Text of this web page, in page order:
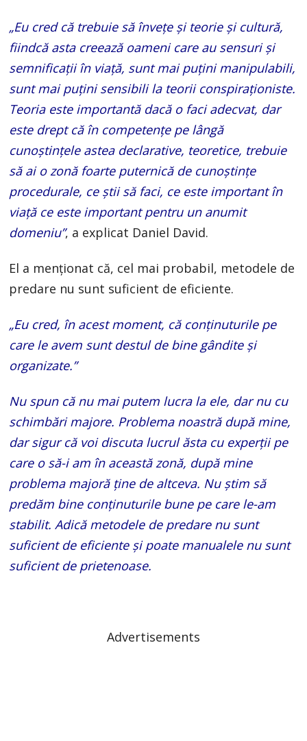
„Eu cred că trebuie să înveţe şi teorie şi cultură,
fiindcă asta creează oameni care au sensuri şi
semnificaţii în viaţă, sunt mai puţini manipulabili,
sunt mai puţini sensibili la teorii conspiraţioniste.
Teoria este importantă dacă o faci adecvat, dar
este drept că în competenţe pe lângă
cunoştinţele astea declarative, teoretice, trebuie
să ai o zonă foarte puternică de cunoştinţe
procedurale, ce ştii să faci, ce este important în
viaţă ce este important pentru un anumit
domeniu”, a explicat Daniel David.
El a menţionat că, cel mai probabil, metodele de
predare nu sunt suficient de eficiente.
„Eu cred, în acest moment, că conţinuturile pe
care le avem sunt destul de bine gândite şi
organizate.”
Nu spun că nu mai putem lucra la ele, dar nu cu
schimbări majore. Problema noastră după mine,
dar sigur că voi discuta lucrul ăsta cu experţii pe
care o să-i am în această zonă, după mine
problema majoră ţine de altceva. Nu ştim să
predăm bine conţinuturile bune pe care le-am
stabilit. Adică metodele de predare nu sunt
suficient de eficiente şi poate manualele nu sunt
suficient de prietenoase.
Advertisements